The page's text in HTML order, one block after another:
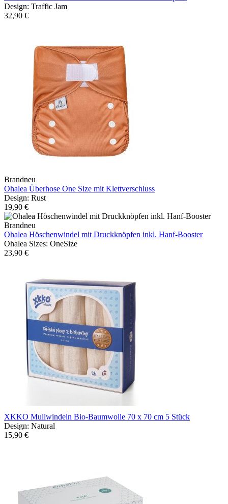
Design: Traffic Jam
32,90 €
Brandneu
Ohalea Überhose One Size mit Klettverschluss
Design: Rust
19,90 €
Brandneu
Ohalea Höschenwindel mit Druckknöpfen inkl. Hanf-Booster
Ohalea Sizes: OneSize
23,90 €
XKKO Mullwindeln Bio-Baumwolle 70 x 70 cm 5 Stück
Design: Natural
15,90 €